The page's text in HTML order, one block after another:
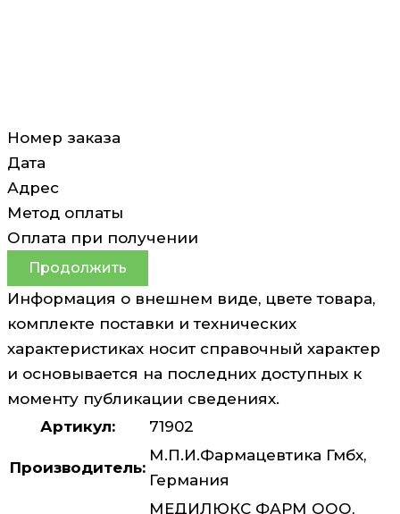
Номер заказа
Дата
Адрес
Метод оплаты
Оплата при получении
Продолжить
Информация о внешнем виде, цвете товара,
комплекте поставки и технических
характеристиках носит справочный характер
и основывается на последних доступных к
моменту публикации сведениях.
Артикул:
71902
Производитель:
М.П.И.Фармацевтика Гмбх,
Германия
МЕДИЛЮКС ФАРМ ООО,